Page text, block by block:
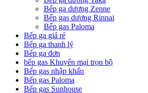
Bếp ga dương Zenne
Bếp gas dương Rinnai
Bếp gas Paloma
Bếp ga giá rẻ
Bếp ga thanh lý
Bếp ga đơn
bếp gas Khuyến mại trọn bộ
Bếp gas nhập khẩu
Bếp gas Paloma
Bếp gas Sunhouse